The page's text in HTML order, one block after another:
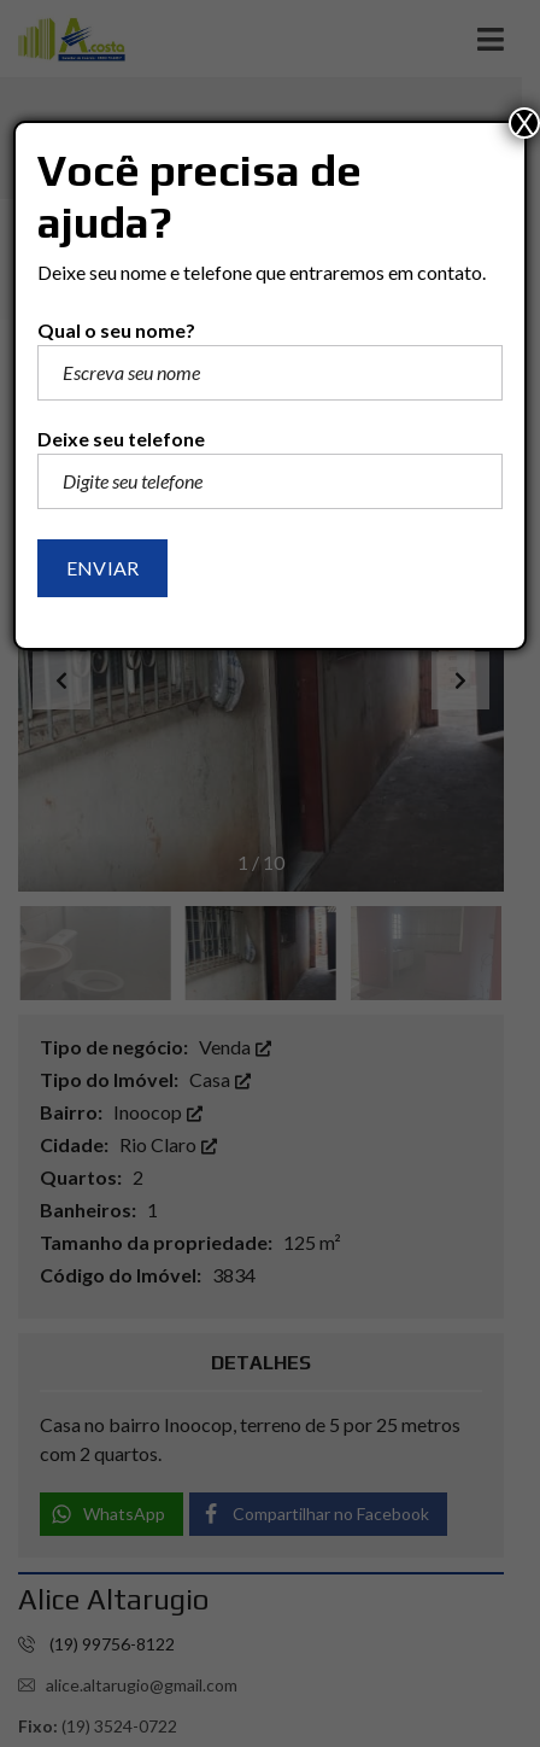
Imóveis Casa
Consulte
1 / 10
Tipo de negócio: Venda
Tipo do Imóvel: Casa
Bairro: Inoocop
Cidade: Rio Claro
Quartos: 2
Banheiros: 1
Tamanho da propriedade: 125 m²
Código do Imóvel: 3834
DETALHES
Casa no bairro Inoocop, terreno de 5 por 25 metros
com 2 quartos.
WhatsApp Compartilhar no Facebook
Alice Altarugio
(19) 99756-8122
alice.altarugio@gmail.com
Fixo: (19) 3524-0722
Você precisa de
ajuda?
Deixe seu nome e telefone que entraremos em contato.
Qual o seu nome?
Deixe seu telefone
X